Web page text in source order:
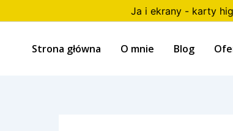
Ja i ekrany - karty
Strona główna O mnie Blog